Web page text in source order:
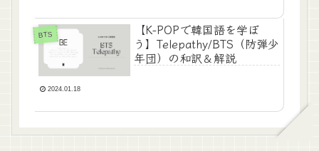
BTS
【K-POPで韓国語を学ぼ
う】Telepathy/BTS（防弾少
年団）の和訳＆解説
2024.01.18